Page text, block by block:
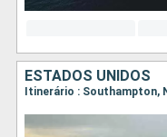
ESTADOS UNIDOS
Itinerário : Southampton,